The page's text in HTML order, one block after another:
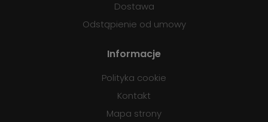
Dostawa
Odstąpienie od umowy
Informacje
Polityka cookie
Kontakt
Mapa strony